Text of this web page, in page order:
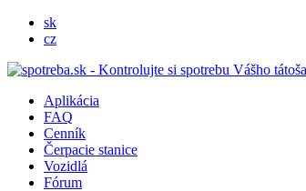
sk
cz
Aplikácia
FAQ
Cenník
Čerpacie stanice
Vozidlá
Fórum